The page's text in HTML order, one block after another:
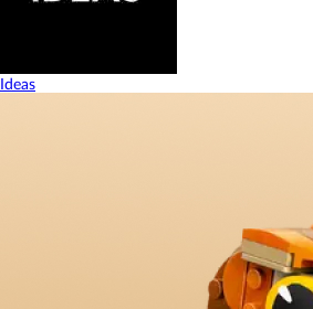
Ideas